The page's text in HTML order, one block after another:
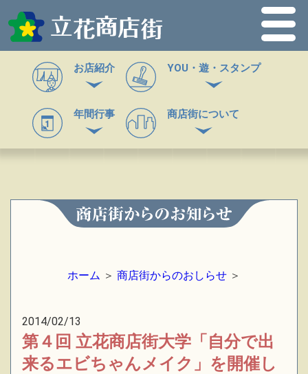
お店紹介 YOU・遊・スタンプ
年間行事 商店街について
ホーム ＞ 商店街からのおしらせ ＞
2014/02/13
第４回 立花商店街大学「自分で出
来るエビちゃんメイク」を開催し